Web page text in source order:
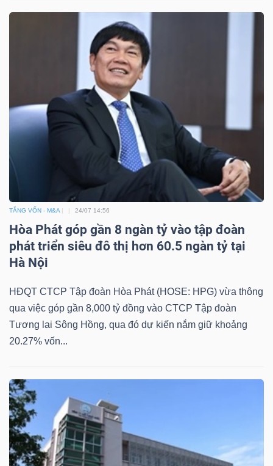
TĂNG VỐN - M&A 24/07 14:56
Hòa Phát góp gần 8 ngàn tỷ vào tập đoàn
phát triển siêu đô thị hơn 60.5 ngàn tỷ tại
Hà Nội
HĐQT CTCP Tập đoàn Hòa Phát (HOSE: HPG) vừa thông
qua việc góp gần 8,000 tỷ đồng vào CTCP Tập đoàn
Tương lai Sông Hồng, qua đó dự kiến nắm giữ khoảng
20.27% vốn...